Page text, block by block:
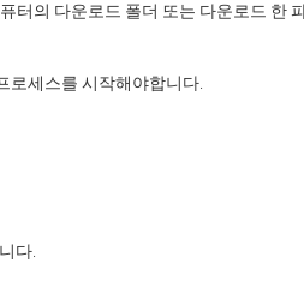
터의 다운로드 폴더 또는 다운로드 한
다.